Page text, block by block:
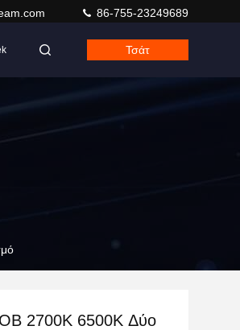
86-755-23249689
Τσάτ
2700K 6500K Δύο